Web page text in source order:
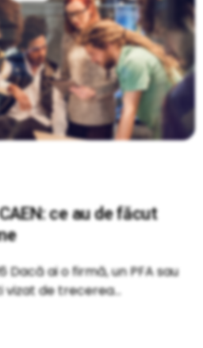
ce au de făcut
Dacă ai o firmă, un PFA sau
vizat de trecerea